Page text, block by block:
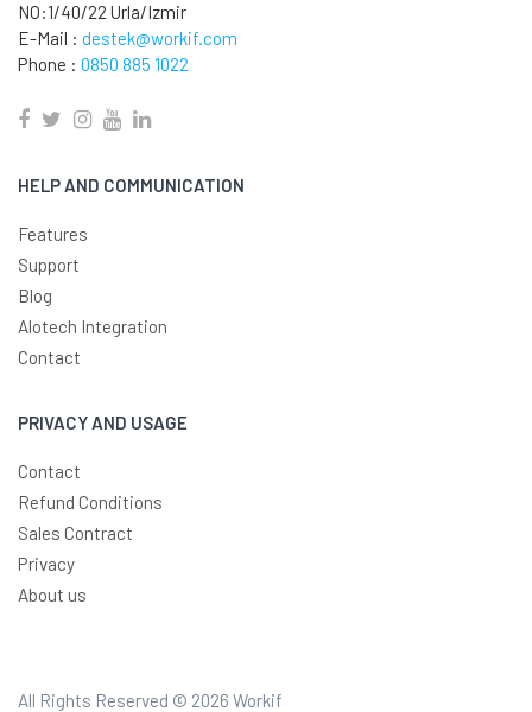
NO:1/40/22 Urla/Izmir
E-Mail : destek@workif.com
Phone : 0850 885 1022
HELP AND COMMUNICATION
Features
Support
Blog
Alotech Integration
Contact
PRIVACY AND USAGE
Contact
Refund Conditions
Sales Contract
Privacy
About us
All Rights Reserved © 2026 Workif